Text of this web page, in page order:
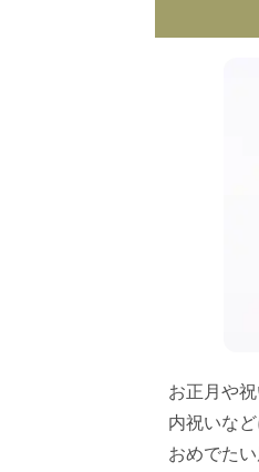
お正月や
内祝いな
おめでた